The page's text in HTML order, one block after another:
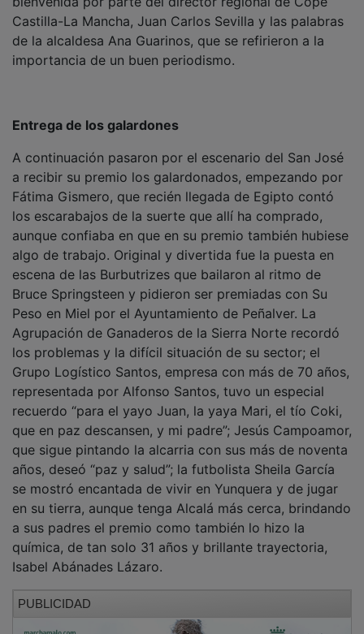
Castilla-La Mancha, Juan Carlos Sevilla y las palabras
de la alcaldesa Ana Guarinos, que se refirieron a la
importancia de un buen periodismo.
a recibir su premio los galardonados, empezando por
Fátima Gismero, que recién llegada de Egipto contó
los escarabajos de la suerte que allí ha comprado,
aunque confiaba en que en su premio también hubiese
algo de trabajo. Original y divertida fue la puesta en
escena de las Burbutrizes que bailaron al ritmo de
Bruce Springsteen y pidieron ser premiadas con Su
Peso en Miel por el Ayuntamiento de Peñalver. La
Agrupación de Ganaderos de la Sierra Norte recordó
los problemas y la difícil situación de su sector; el
Grupo Logístico Santos, empresa con más de 70 años,
representada por Alfonso Santos, tuvo un especial
recuerdo “para el yayo Juan, la yaya Mari, el tío Coki,
que en paz descansen, y mi padre”; Jesús Campoamor,
que sigue pintando la alcarria con sus más de noventa
años, deseó “paz y salud”; la futbolista Sheila García
se mostró encantada de vivir en Yunquera y de jugar
en su tierra, aunque tenga Alcalá más cerca, brindando
a sus padres el premio como también lo hizo la
química, de tan solo 31 años y brillante trayectoria,
Isabel Abánades Lázaro.